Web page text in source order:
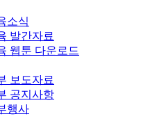
소식
발간자료
웹툰 다운로드
보도자료
공지사항
행사